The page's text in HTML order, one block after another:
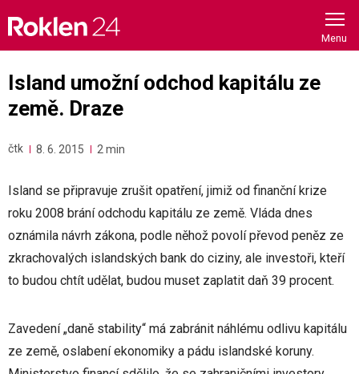
content
Island umožní odchod kapitálu ze
země. Draze
čtk 8. 6. 2015 2 min
Island se připravuje zrušit opatření, jimiž od finanční krize
roku 2008 brání odchodu kapitálu ze země. Vláda dnes
oznámila návrh zákona, podle něhož povolí převod peněz ze
zkrachovalých islandských bank do ciziny, ale investoři, kteří
to budou chtít udělat, budou muset zaplatit daň 39 procent.
Zavedení „daně stability“ má zabránit náhlému odlivu kapitálu
ze země, oslabení ekonomiky a pádu islandské koruny.